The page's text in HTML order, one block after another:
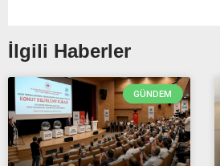
İlgili Haberler
GÜNDEM